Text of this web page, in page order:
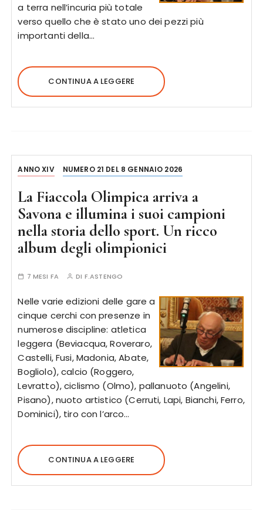
a terra nell’incuria più totale
verso quello che è stato uno dei pezzi più
importanti della…
CONTINUA A LEGGERE
ANNO XIV NUMERO 21 DEL 8 GENNAIO 2026
La Fiaccola Olimpica arriva a
Savona e illumina i suoi campioni
nella storia dello sport. Un ricco
album degli olimpionici
7 MESI FA DI F.ASTENGO
Nelle varie edizioni delle gare a
cinque cerchi con presenze in
numerose discipline: atletica
leggera (Beviacqua, Roveraro,
Castelli, Fusi, Madonia, Abate,
Bogliolo), calcio (Roggero,
Levratto), ciclismo (Olmo), pallanuoto (Angelini,
Pisano), nuoto artistico (Cerruti, Lapi, Bianchi, Ferro,
Dominici), tiro con l’arco…
CONTINUA A LEGGERE